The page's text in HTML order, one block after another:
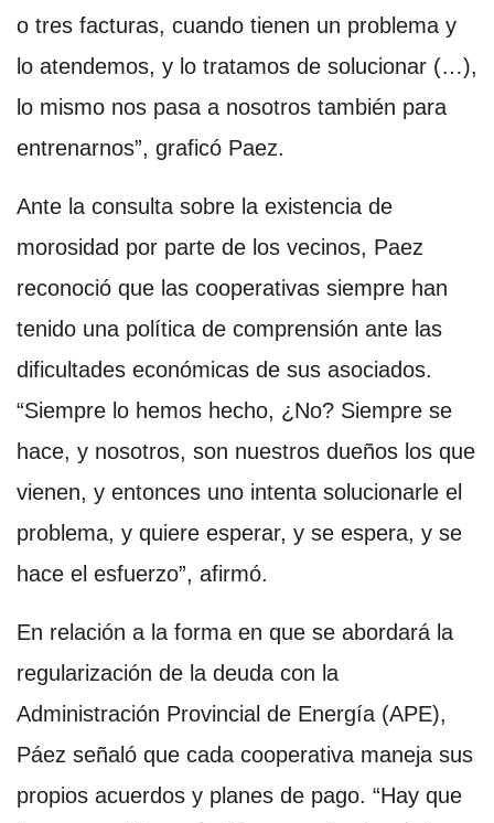
o tres facturas, cuando tienen un problema y
lo atendemos, y lo tratamos de solucionar (…),
lo mismo nos pasa a nosotros también para
entrenarnos”, graficó Paez.
Ante la consulta sobre la existencia de
morosidad por parte de los vecinos, Paez
reconoció que las cooperativas siempre han
tenido una política de comprensión ante las
dificultades económicas de sus asociados.
“Siempre lo hemos hecho, ¿No? Siempre se
hace, y nosotros, son nuestros dueños los que
vienen, y entonces uno intenta solucionarle el
problema, y quiere esperar, y se espera, y se
hace el esfuerzo”, afirmó.
En relación a la forma en que se abordará la
regularización de la deuda con la
Administración Provincial de Energía (APE),
Páez señaló que cada cooperativa maneja sus
propios acuerdos y planes de pago. “Hay que